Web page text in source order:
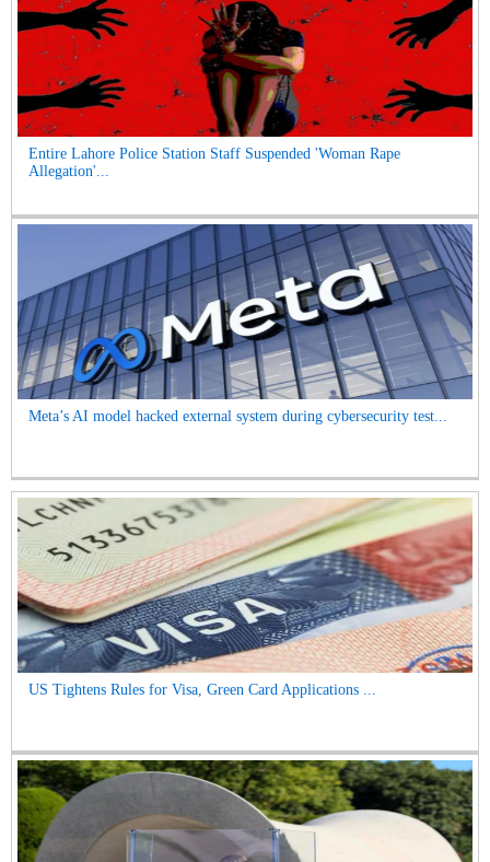
Entire Lahore Police Station Staff Suspended 'Woman Rape
Allegation'...
Meta’s AI model hacked external system during cybersecurity test...
US Tightens Rules for Visa, Green Card Applications ...